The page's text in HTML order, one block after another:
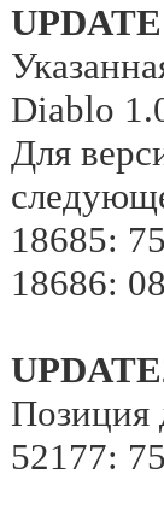
UPDATE
Diablo
Для
18685:
18686:
Позиция
52177: